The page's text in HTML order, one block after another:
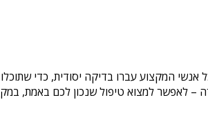
אנשי המקצוע עברו בדיקה יסודית, כדי
לאפשר למצוא טיפול שנכון לכם באמת,